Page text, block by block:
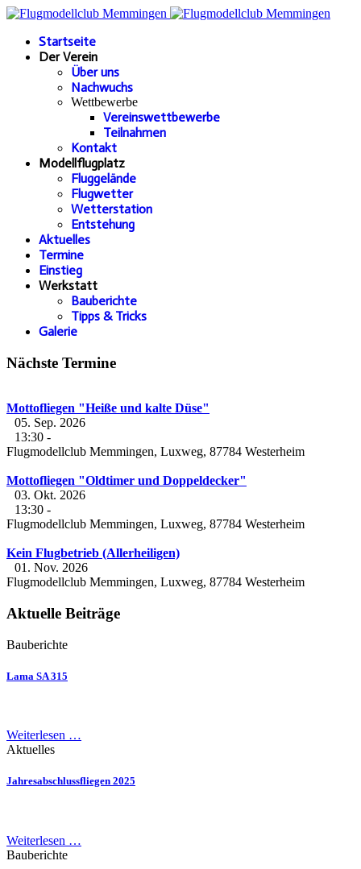
Startseite
Der Verein
Über uns
Nachwuchs
Wettbewerbe
Vereinswettbewerbe
Teilnahmen
Kontakt
Modellflugplatz
Fluggelände
Flugwetter
Wetterstation
Entstehung
Aktuelles
Termine
Einstieg
Werkstatt
Bauberichte
Tipps & Tricks
Galerie
Nächste Termine
Mottofliegen "Heiße und kalte Düse"
05. Sep. 2026
13:30 -
Flugmodellclub Memmingen, Luxweg, 87784 Westerheim
Mottofliegen "Oldtimer und Doppeldecker"
03. Okt. 2026
13:30 -
Flugmodellclub Memmingen, Luxweg, 87784 Westerheim
Kein Flugbetrieb (Allerheiligen)
01. Nov. 2026
Flugmodellclub Memmingen, Luxweg, 87784 Westerheim
Aktuelle Beiträge
Bauberichte
Lama SA 315
Weiterlesen …
Aktuelles
Jahresabschlussfliegen 2025
Weiterlesen …
Bauberichte